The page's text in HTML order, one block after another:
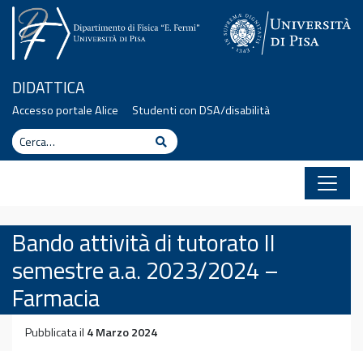
Vai al contenuto
DIDATTICA
Accesso portale Alice
Studenti con DSA/disabilità
Cerca
Cerca
Bando attività di tutorato II
semestre a.a. 2023/2024 –
Farmacia
Pubblicata il 4 Marzo 2024